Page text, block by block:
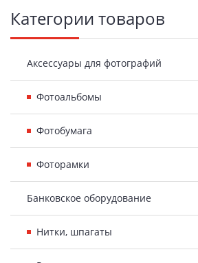
Боковая
панель
Категории товаров
Аксессуары для фотографий
Фотоальбомы
Фотобумага
Фоторамки
Банковское оборудование
Нитки, шпагаты